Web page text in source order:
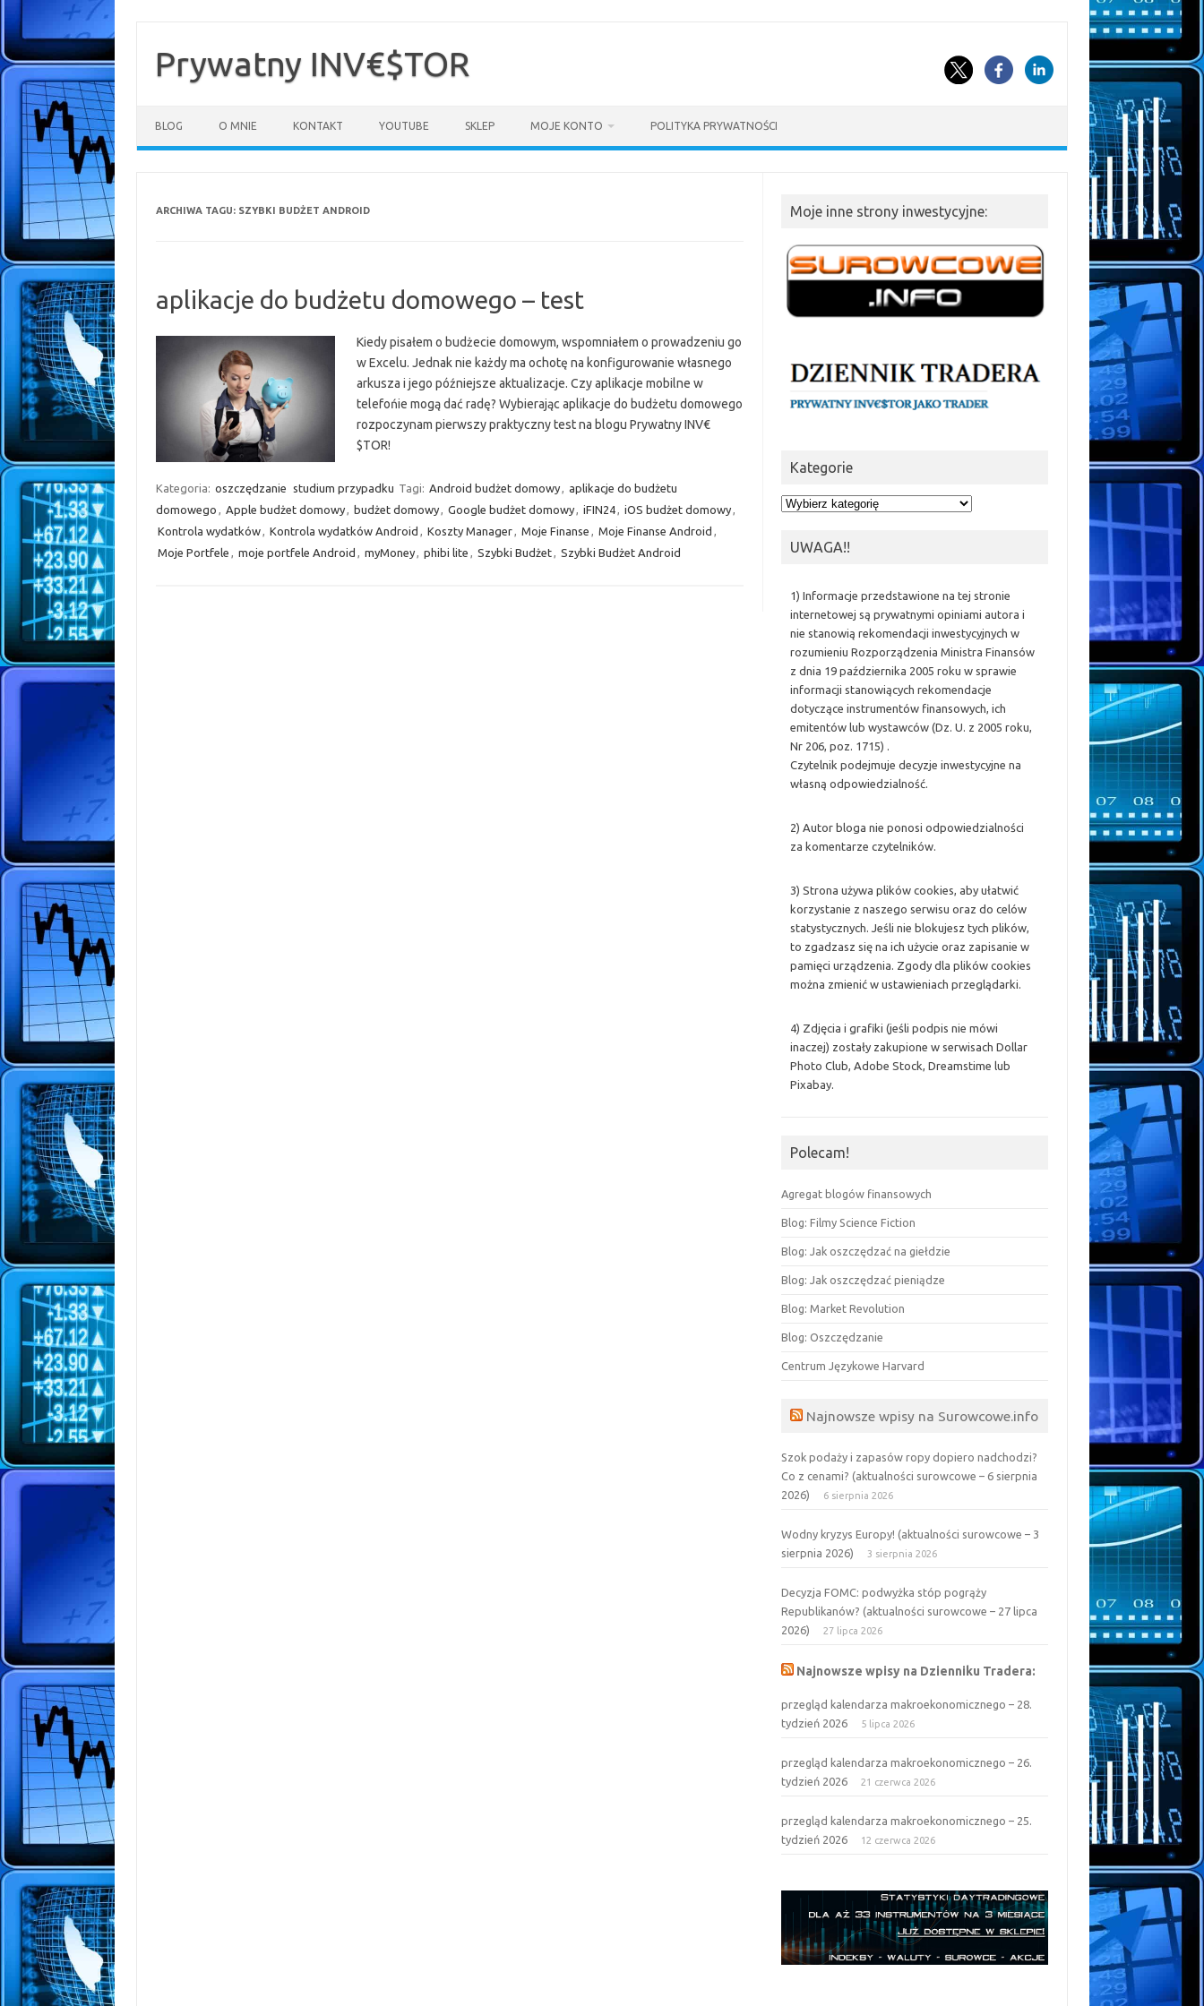
treściPrywatny INV€$TOR
BLOG O MNIE KONTAKT YOUTUBE SKLEP MOJE KONTO POLITYKA PRYWATNOŚCI
ARCHIWA TAGU: SZYBKI BUDŻET ANDROID
aplikacje do budżetu domowego – test
Kiedy pisałem o budżecie domowym, wspomniałem o prowadzeniu go
w Excelu. Jednak nie każdy ma ochotę na konfigurowanie własnego
arkusza i jego późniejsze aktualizacje. Czy aplikacje mobilne w
telefońie mogą dać radę? Wybierając aplikacje do budżetu domowego
rozpoczynam pierwszy praktyczny test na blogu Prywatny INV€
$TOR!
Kategoria: oszczędzanie studium przypadku Tagi: Android budżet domowy, aplikacje do budżetu
domowego , Apple budżet domowy, budżet domowy, Google budżet domowy, iFIN24, iOS budżet domowy,
Kontrola wydatków, Kontrola wydatków Android , Koszty Manager, Moje Finanse , Moje Finanse Android ,
Moje Portfele , moje portfele Android , myMoney, phibi lite , Szybki Budżet, Szybki Budżet Android
Moje inne strony inwestycyjne:
Kategorie
Kategorie
UWAGA!!
1) Informacje przedstawione na tej stronie
internetowej są prywatnymi opiniami autora i
nie stanowią rekomendacji inwestycyjnych w
rozumieniu Rozporządzenia Ministra Finansów
z dnia 19 października 2005 roku w sprawie
informacji stanowiących rekomendacje
dotyczące instrumentów finansowych, ich
emitentów lub wystawców (Dz. U. z 2005 roku,
Nr 206, poz. 1715) .
Czytelnik podejmuje decyzje inwestycyjne na
własną odpowiedzialność.
2) Autor bloga nie ponosi odpowiedzialności
za komentarze czytelników.
3) Strona używa plików cookies, aby ułatwić
korzystanie z naszego serwisu oraz do celów
statystycznych. Jeśli nie blokujesz tych plików,
to zgadzasz się na ich użycie oraz zapisanie w
pamięci urządzenia. Zgody dla plików cookies
można zmienić w ustawieniach przeglądarki.
4) Zdjęcia i grafiki (jeśli podpis nie mówi
inaczej) zostały zakupione w serwisach Dollar
Photo Club, Adobe Stock, Dreamstime lub
Pixabay.
Polecam!
Agregat blogów finansowych
Blog: Filmy Science Fiction
Blog: Jak oszczędzać na giełdzie
Blog: Jak oszczędzać pieniądze
Blog: Market Revolution
Blog: Oszczędzanie
Centrum Językowe Harvard
Najnowsze wpisy na Surowcowe.info
Szok podaży i zapasów ropy dopiero nadchodzi?
Co z cenami? (aktualności surowcowe – 6 sierpnia
2026)
6 sierpnia 2026
Wodny kryzys Europy! (aktualności surowcowe – 3
sierpnia 2026)
3 sierpnia 2026
Decyzja FOMC: podwyżka stóp pogrąży
Republikanów? (aktualności surowcowe – 27 lipca
2026)
27 lipca 2026
Najnowsze wpisy na Dzienniku Tradera:
przegląd kalendarza makroekonomicznego – 28.
tydzień 2026
5 lipca 2026
przegląd kalendarza makroekonomicznego – 26.
tydzień 2026
21 czerwca 2026
przegląd kalendarza makroekonomicznego – 25.
tydzień 2026
12 czerwca 2026